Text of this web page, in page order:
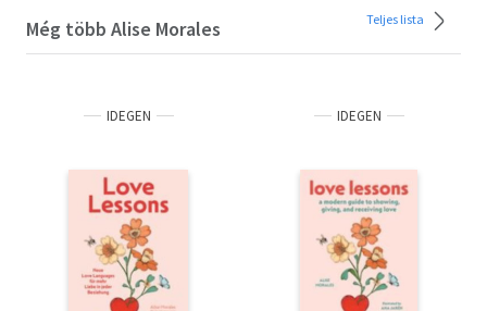
Még több Alise Morales Teljes lista
IDEGEN IDEGEN